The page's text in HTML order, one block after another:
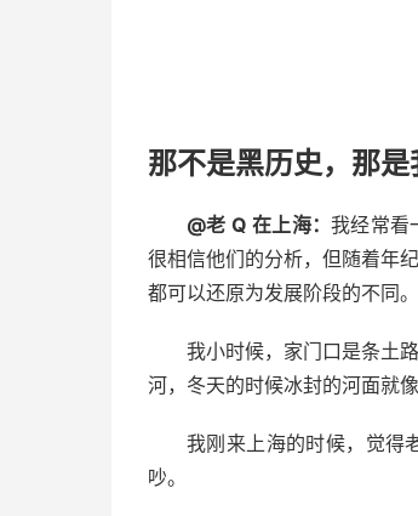
那不是黑历史，那
@老 Q 在上海：我经常看
很相信他们的分析，但随着年
都可以还原为发展阶段的不同。
我小时候，家门口是条土
河，冬天的时候冰封的河面就
我刚来上海的时候，觉得
吵。